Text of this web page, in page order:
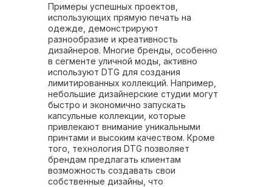
Примеры успешных проектов,
использующих прямую печать на
одежде, демонстрируют
разнообразие и креативность
дизайнеров. Многие бренды, особенно
в сегменте уличной моды, активно
используют DTG для создания
лимитированных коллекций. Например,
небольшие дизайнерские студии могут
быстро и экономично запускать
капсульные коллекции, которые
привлекают внимание уникальными
принтами и высоким качеством. Кроме
того, технология DTG позволяет
брендам предлагать клиентам
возможность создавать свои
собственные дизайны, что